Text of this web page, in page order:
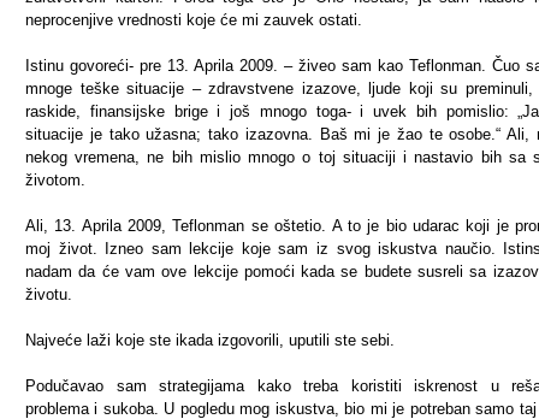
neprocenjive vrednosti koje će mi zauvek ostati.
Istinu govoreći- pre 13. Aprila 2009. – živeo sam kao Teflonman. Čuo
mnoge teške situacije – zdravstvene izazove, ljude koji su preminuli,
raskide, finansijske brige i još mnogo toga- i uvek bih pomislio:
situacije je tako užasna; tako izazovna. Baš mi je žao te osobe.“ Ali,
nekog vremena, ne bih mislio mnogo o toj situaciji i nastavio bih sa
životom.
Ali, 13. Aprila 2009, Teflonman se oštetio. A to je bio udarac koji je
moj život. Izneo sam lekcije koje sam iz svog iskustva naučio.
nadam da će vam ove lekcije pomoći kada se budete susreli sa
životu.
Najveće laži koje ste ikada izgovorili, uputili ste sebi.
Podučavao sam strategijama kako treba koristiti iskrenost u
problema i sukoba. U pogledu mog iskustva, bio mi je potreban samo taj